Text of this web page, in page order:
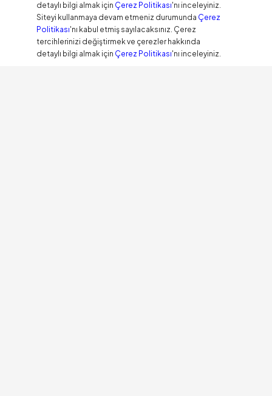
detaylı bilgi almak için Çerez Politikası'nı inceleyiniz.
Siteyi kullanmaya devam etmeniz durumunda Çerez
Politikası'nı kabul etmiş sayılacaksınız. Çerez
tercihlerinizi değiştirmek ve çerezler hakkında
detaylı bilgi almak için Çerez Politikası'nı inceleyiniz.